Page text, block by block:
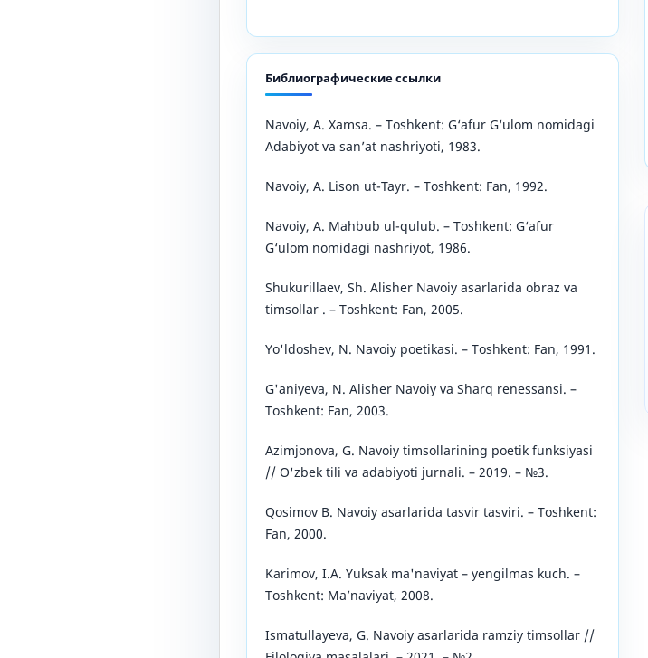
Библиографические ссылки
Navoiy, A. Xamsa. – Toshkent: G‘afur G‘ulom nomidagi
Adabiyot va san’at nashriyoti, 1983.
Navoiy, A. Lison ut-Tayr. – Toshkent: Fan, 1992.
Navoiy, A. Mahbub ul-qulub. – Toshkent: G‘afur
G‘ulom nomidagi nashriyot, 1986.
Shukurillaev, Sh. Alisher Navoiy asarlarida obraz va
timsollar . – Toshkent: Fan, 2005.
Yo'ldoshev, N. Navoiy poetikasi. – Toshkent: Fan, 1991.
G'aniyeva, N. Alisher Navoiy va Sharq renessansi. –
Toshkent: Fan, 2003.
Azimjonova, G. Navoiy timsollarining poetik funksiyasi
// O'zbek tili va adabiyoti jurnali. – 2019. – №3.
Qosimov B. Navoiy asarlarida tasvir tasviri. – Toshkent:
Fan, 2000.
Karimov, I.A. Yuksak ma'naviyat – yengilmas kuch. –
Toshkent: Ma’naviyat, 2008.
Ismatullayeva, G. Navoiy asarlarida ramziy timsollar //